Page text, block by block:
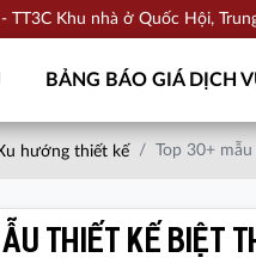
TT3C Khu nhà ở Quốc Hội,
BẢNG BÁO GIÁ DỊCH
hướng thiết kế Top 30+
thiết kế biệt